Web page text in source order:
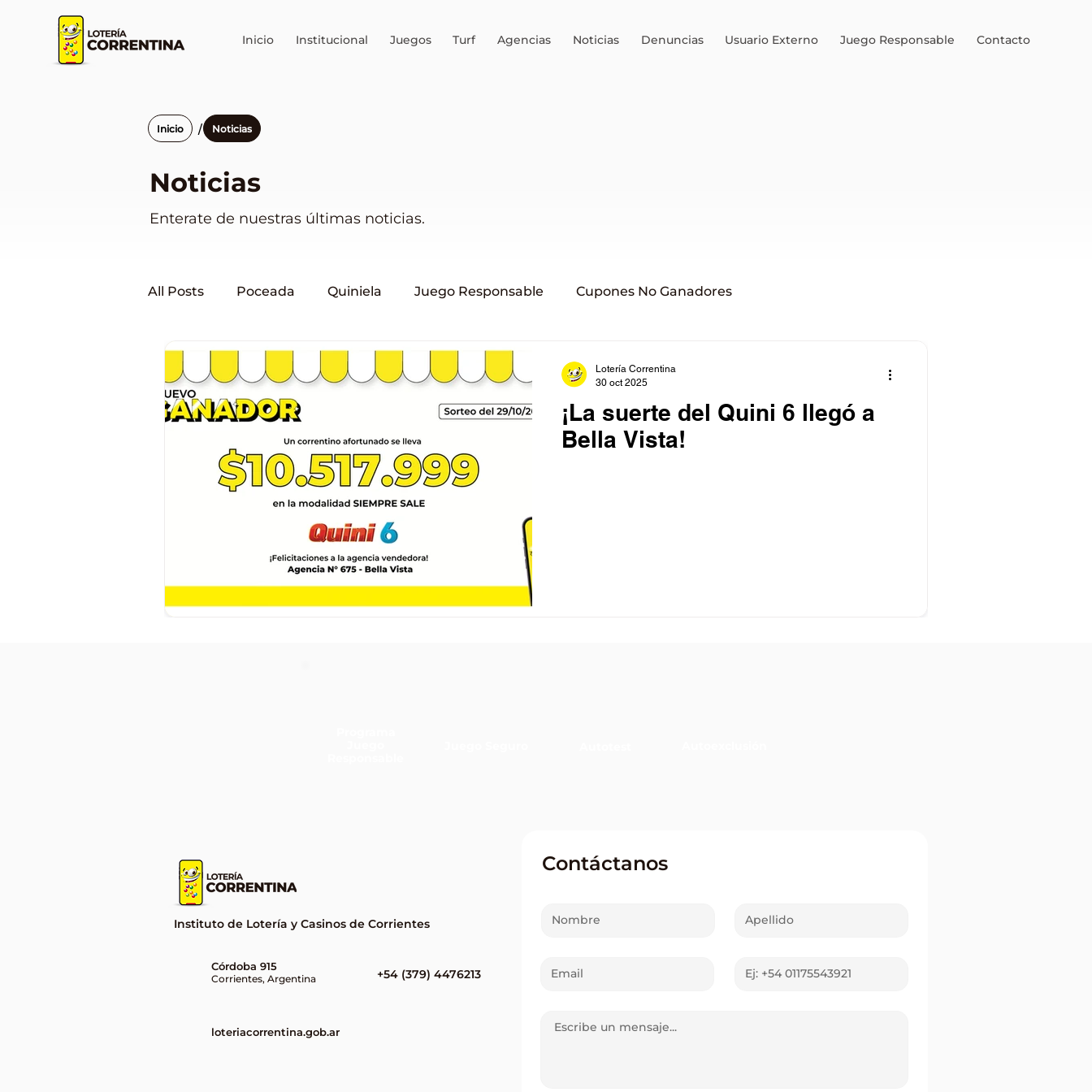
Inicio Institucional Juegos Turf Agencias Noticias Denuncias Usuario Externo Juego Responsable Contacto
Inicio / Noticias
Noticias
Enterate de nuestras últimas noticias.
All Posts Poceada Quiniela Juego Responsable Cupones No Ganadores
Lotería en Corrientes Quini 6 AEJO ALEA
¡La suerte del Quini 6 llegó a
Bella Vista!
Lotería Correntina
30 oct 2025
Instituto de Lotería y Casinos de Corrientes
Córdoba 915
Corrientes, Argentina +54 (379) 4476213
loteriacorrentina.gob.ar
Contáctanos